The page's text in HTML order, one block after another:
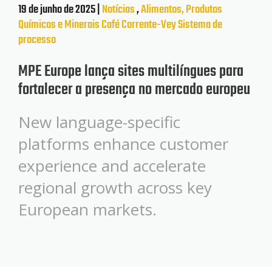
19 de junho de 2025 |Notícias,Alimentos, Produtos
Químicos e MineraisCaféCorrente-VeySistema de
processo
MPE Europe lança sites multilíngues para
fortalecer a presença no mercado europeu
New language-specific
platforms enhance customer
experience and accelerate
regional growth across key
European markets.